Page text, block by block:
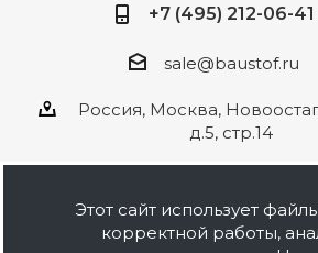
+7 (495) 212-06-41
sale@baustof.ru
Россия, Москва,
д.5, стр.14
2026 © ООО Баустов.
Этот сайт использует
корректной работы,